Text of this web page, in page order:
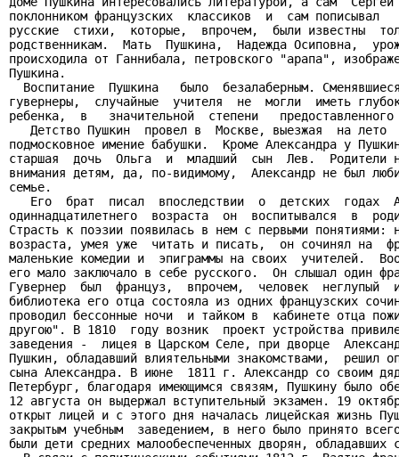
поклонником французских  классиков  и  сам пописывал
русские  стихи,  которые,  впрочем,  были известны
родственникам.  Мать  Пушкина,  Надежда Осиповна,
происходила от Ганнибала, петровского "арапа",
Пушкина.
Воспитание  Пушкина   было  безалаберным.
гувернеры,  случайные  учителя  не  могли  иметь
ребенка,  в   значительной  степени
Детство Пушкин  провел в  Москве, выезжая  на лето
подмосковное имение бабушки.  Кроме Александра у
старшая  дочь  Ольга  и  младший  сын  Лев.  Родители
внимания детям, да, по-видимому,  Александр не был
семье.
Его  брат  писал  впоследствии  о  детских  годах
одиннадцатилетнего  возраста  он  воспитывался  в
Страсть к поэзии появилась в нем с первыми понятиями:
возраста, умея уже  читать и писать,  он сочинял на
маленькие комедии и  эпиграммы на своих  учителей.
его мало заключало в себе русского.  Он слышал один
Гувернер  был  француз,  впрочем,  человек  неглупый
библиотека его отца состояла из одних французских
проводил бессонные ночи  и тайком в  кабинете отца
другою". В 1810  году возник  проект устройства
заведения -  лицея в Царском Селе, при дворце
Пушкин, обладавший влиятельными знакомствами,  решил
сына Александра. В июне  1811 г. Александр со своим
Петербург, благодаря имеющимся связям, Пушкину было
12 августа он выдержал вступительный экзамен. 19
открыт лицей и с этого дня началась лицейская жизнь
закрытым учебным  заведением, в него было принято
были дети средних малообеспеченных дворян, обладавших